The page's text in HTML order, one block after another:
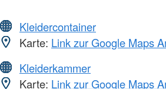
Kleidercontainer
Karte: Link zur Google Maps
Kleiderkammer
Karte: Link zur Google Maps